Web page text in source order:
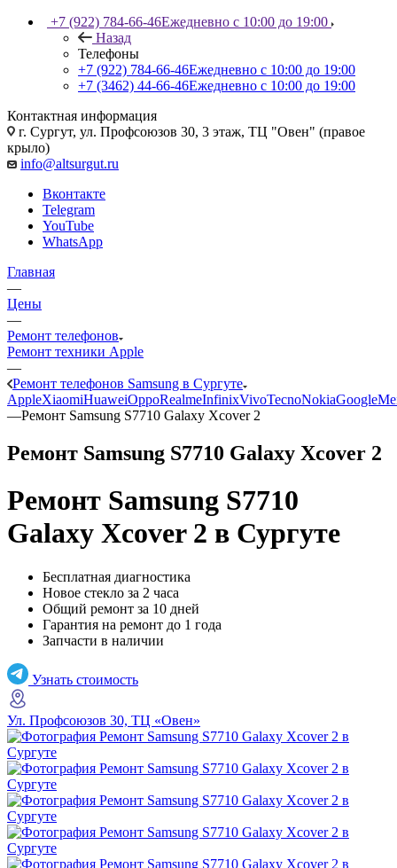
+7 (922) 784-66-46Ежедневно с 10:00 до 19:00
Назад
Телефоны
+7 (922) 784-66-46Ежедневно с 10:00 до 19:00
+7 (3462) 44-66-46Ежедневно с 10:00 до 19:00
Контактная информация
г. Сургут, ул. Профсоюзов 30, 3 этаж, ТЦ "Овен" (правое
крыло)
info@altsurgut.ru
Вконтакте
Telegram
YouTube
WhatsApp
Главная
—
Цены
—
Ремонт телефонов
Ремонт техники Apple
—
Ремонт телефонов Samsung в Сургуте
AppleXiaomiHuaweiOppoRealmeInfinixVivoTecnoNokiaGoogle
—Ремонт Samsung S7710 Galaxy Xcover 2
Ремонт Samsung S7710 Galaxy Xcover 2
Ремонт Samsung S7710
Galaxy Xcover 2 в Сургуте
Бесплатная диагностика
Новое стекло за 2 часа
Общий ремонт за 10 дней
Гарантия на ремонт до 1 года
Запчасти в наличии
Узнать стоимость
Ул. Профсоюзов 30, ТЦ «Овен»